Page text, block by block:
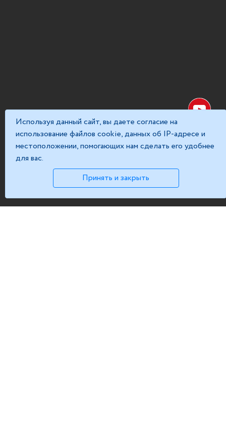
Используя данный сайт, вы даете согласие на
использование файлов cookie, данных об IP-адресе и
местоположении, помогающих нам сделать его удобнее
для вас.
Принять и закрыть